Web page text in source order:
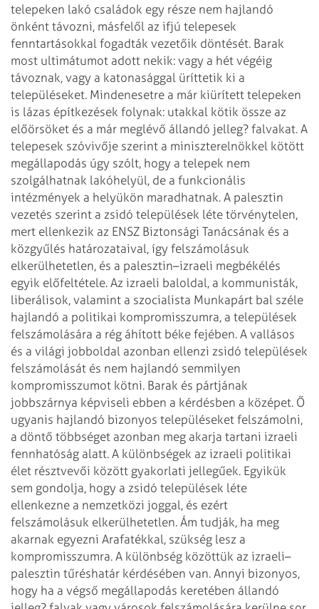
telepeken lakó családok egy része nem hajlandó
önként távozni, másfelől az ifjú telepesek
fenntartásokkal fogadták vezetőik döntését. Barak
most ultimátumot adott nekik: vagy a hét végéig
távoznak, vagy a katonasággal üríttetik ki a
településeket. Mindenesetre a már kiürített telepeken
is lázas építkezések folynak: utakkal kötik össze az
előörsöket és a már meglévő állandó jelleg? falvakat. A
telepesek szóvivője szerint a miniszterelnökkel kötött
megállapodás úgy szólt, hogy a telepek nem
szolgálhatnak lakóhelyül, de a funkcionális
intézmények a helyükön maradhatnak. A palesztin
vezetés szerint a zsidó települések léte törvénytelen,
mert ellenkezik az ENSZ Biztonsági Tanácsának és a
közgyűlés határozataival, így felszámolásuk
elkerülhetetlen, és a palesztin–izraeli megbékélés
egyik előfeltétele. Az izraeli baloldal, a kommunisták,
liberálisok, valamint a szocialista Munkapárt bal széle
hajlandó a politikai kompromisszumra, a települések
felszámolására a rég áhított béke fejében. A vallásos
és a világi jobboldal azonban ellenzi zsidó települések
felszámolását és nem hajlandó semmilyen
kompromisszumot kötni. Barak és pártjának
jobbszárnya képviseli ebben a kérdésben a középet. Ő
ugyanis hajlandó bizonyos településeket felszámolni,
a döntő többséget azonban meg akarja tartani izraeli
fennhatóság alatt. A különbségek az izraeli politikai
élet résztvevői között gyakorlati jellegűek. Egyikük
sem gondolja, hogy a zsidó települések léte
ellenkezne a nemzetközi joggal, és ezért
felszámolásuk elkerülhetetlen. Ám tudják, ha meg
akarnak egyezni Arafatékkal, szükség lesz a
kompromisszumra. A különbség közöttük az izraeli–
palesztin tűréshatár kérdésében van. Annyi bizonyos,
hogy ha a végső megállapodás keretében állandó